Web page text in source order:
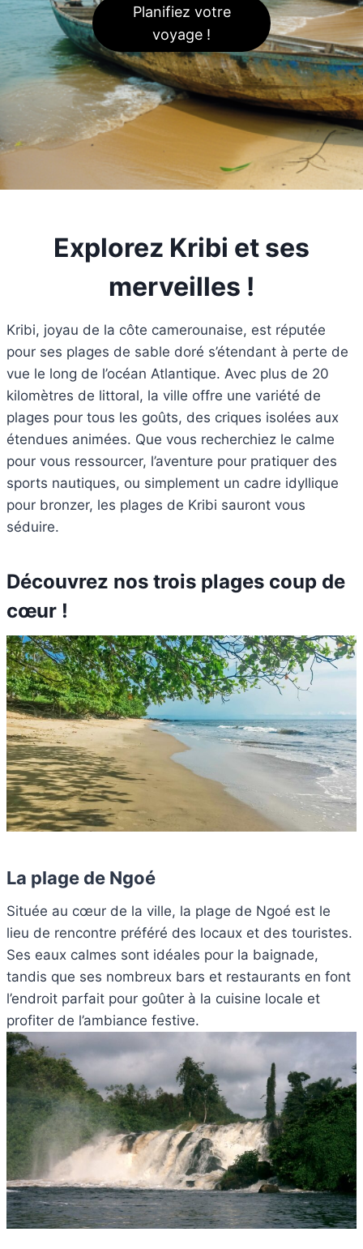
Planifiez votre
voyage !
Explorez Kribi et ses
merveilles !
Kribi, joyau de la côte camerounaise, est réputée
pour ses plages de sable doré s’étendant à perte de
vue le long de l’océan Atlantique. Avec plus de 20
kilomètres de littoral, la ville offre une variété de
plages pour tous les goûts, des criques isolées aux
étendues animées. Que vous recherchiez le calme
pour vous ressourcer, l’aventure pour pratiquer des
sports nautiques, ou simplement un cadre idyllique
pour bronzer, les plages de Kribi sauront vous
séduire.
Découvrez nos trois plages coup de
cœur !
La plage de Ngoé
Située au cœur de la ville, la plage de Ngoé est le
lieu de rencontre préféré des locaux et des touristes.
Ses eaux calmes sont idéales pour la baignade,
tandis que ses nombreux bars et restaurants en font
l’endroit parfait pour goûter à la cuisine locale et
profiter de l’ambiance festive.